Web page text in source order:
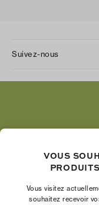
Suivez-nous
Pinterest
La
VOUS
Vous visitez
souhaitez recevoir